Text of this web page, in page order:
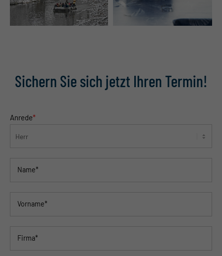
Sichern Sie sich jetzt Ihren Termin!
Anrede*
Name*
Vorname*
Firma*